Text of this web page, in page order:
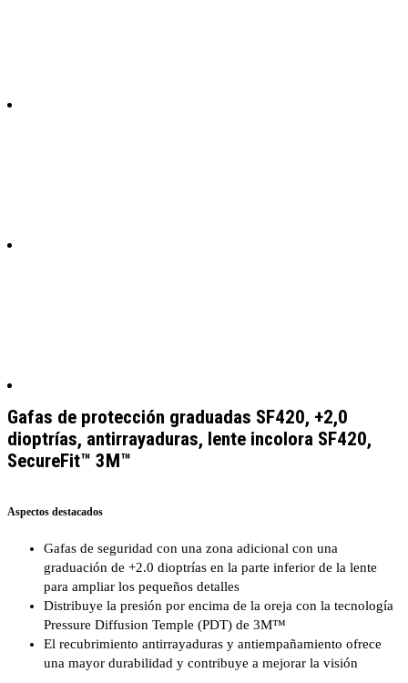
Gafas de protección graduadas SF420, +2,0
dioptrías, antirrayaduras, lente incolora SF420,
SecureFit™ 3M™
Aspectos destacados
Gafas de seguridad con una zona adicional con una
graduación de +2.0 dioptrías en la parte inferior de la lente
para ampliar los pequeños detalles
Distribuye la presión por encima de la oreja con la tecnología
Pressure Diffusion Temple (PDT) de 3M™
El recubrimiento antirrayaduras y antiempañamiento ofrece
una mayor durabilidad y contribuye a mejorar la visión